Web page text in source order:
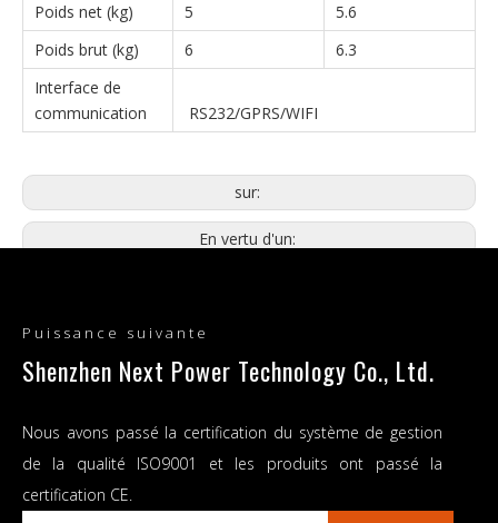
Poids net (kg) 5
5.6
Poids brut (kg)
6
6.3
Interface de
communication
RS232/GPRS/WIFI
sur:
En vertu d'un:
Onduleur solaire d'usine d'origine
Chargeur solaire MPPT 80A
Puissance suivante
Shenzhen Next Power Technology Co., Ltd.
Nous avons passé la certification du système de gestion
de la qualité ISO9001 et les produits ont passé la
certification CE.